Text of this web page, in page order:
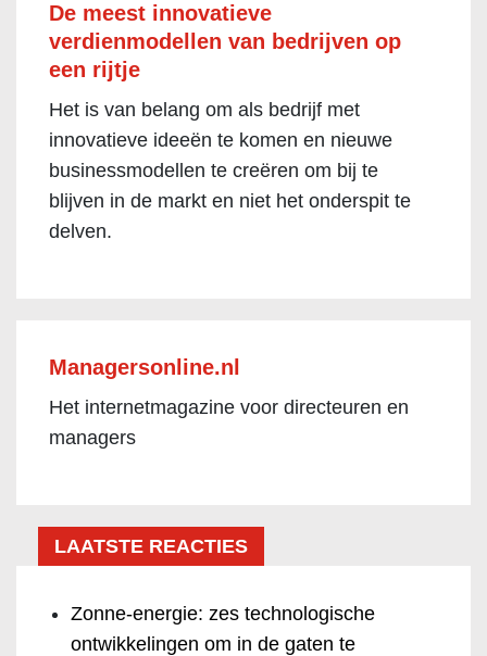
De meest innovatieve
verdienmodellen van bedrijven op
een rijtje
Het is van belang om als bedrijf met
innovatieve ideeën te komen en nieuwe
businessmodellen te creëren om bij te
blijven in de markt en niet het onderspit te
delven.
Managersonline.nl
Het internetmagazine voor directeuren en
managers
LAATSTE REACTIES
Zonne-energie: zes technologische
ontwikkelingen om in de gaten te